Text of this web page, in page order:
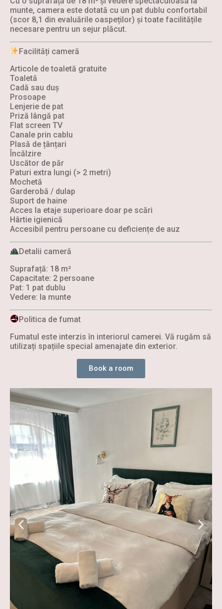
munte, camera este dotată cu un pat dublu confortabil
(scor 8,1 din evaluările oaspeților) și toate facilitățile
necesare pentru un sejur plăcut.
Facilități cameră
Articole de toaletă gratuite
Toaletă
Cadă sau duș
Prosoape
Lenjerie de pat
Priză lângă pat
Flat screen TV
Canale prin cablu
Plasă de țânțari
Încălzire
Uscător de păr
Paturi extra lungi (> 2 metri)
Mochetă
Garderobă / dulap
Suport de haine
Acces la etaje superioare doar pe scări
Hârtie igienică
Accesibil pentru persoane cu deficiențe de auz
Detalii cameră
Suprafață: 18 m²
Capacitate: 2 persoane
Pat: 1 pat dublu
Vedere: la munte
Politica de fumat
Fumatul este interzis în interiorul camerei. Vă rugăm să
utilizați spațiile special amenajate din exterior.
Book a room